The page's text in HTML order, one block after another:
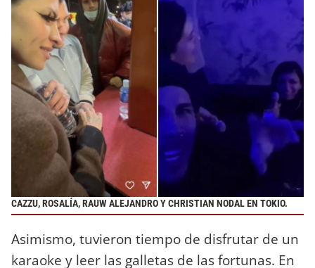
CAZZU, ROSALÍA, RAUW ALEJANDRO Y CHRISTIAN NODAL EN TOKIO.
Asimismo, tuvieron tiempo de disfrutar de un
karaoke y leer las galletas de las fortunas. En